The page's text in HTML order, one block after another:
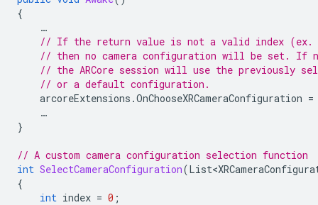
{
…
// If the return value is not a valid index
// then no camera configuration will be set. If
// the ARCore session will use the previously
// or a default configuration.
arcoreExtensions .OnChooseXRCameraConfiguration =
…
}
// A custom camera configuration selection function
int SelectCameraConfiguration(
{
int index = 0 ;